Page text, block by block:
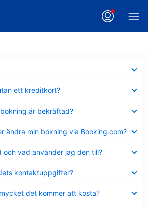
ett kreditkort?
är bekräftad?
ändra min bokning via Booking.com?
och vad använder jag den till?
kontaktuppgifter?
det kommer att kosta?